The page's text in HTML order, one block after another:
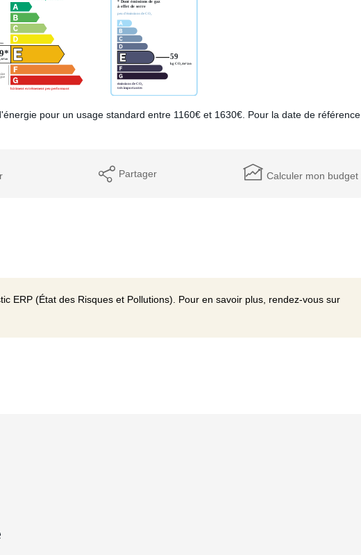
pour un usage standard entre 1160€ et 1630€. Pour la date de référence
Partager Calculer mon budget
ERP (État des Risques et Pollutions). Pour en savoir plus, rendez-vous sur